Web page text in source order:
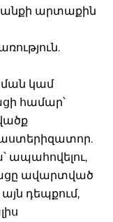
արտաքին
կամ
համար՝
ապահովելու,
ավարտված
դեպքում,